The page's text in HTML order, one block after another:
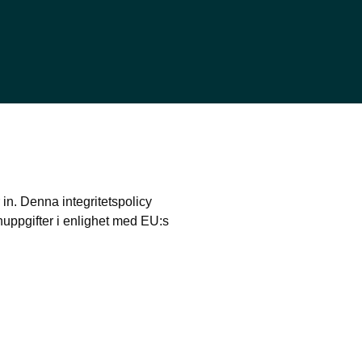
Denna integritetspolicy
i enlighet med EU:s